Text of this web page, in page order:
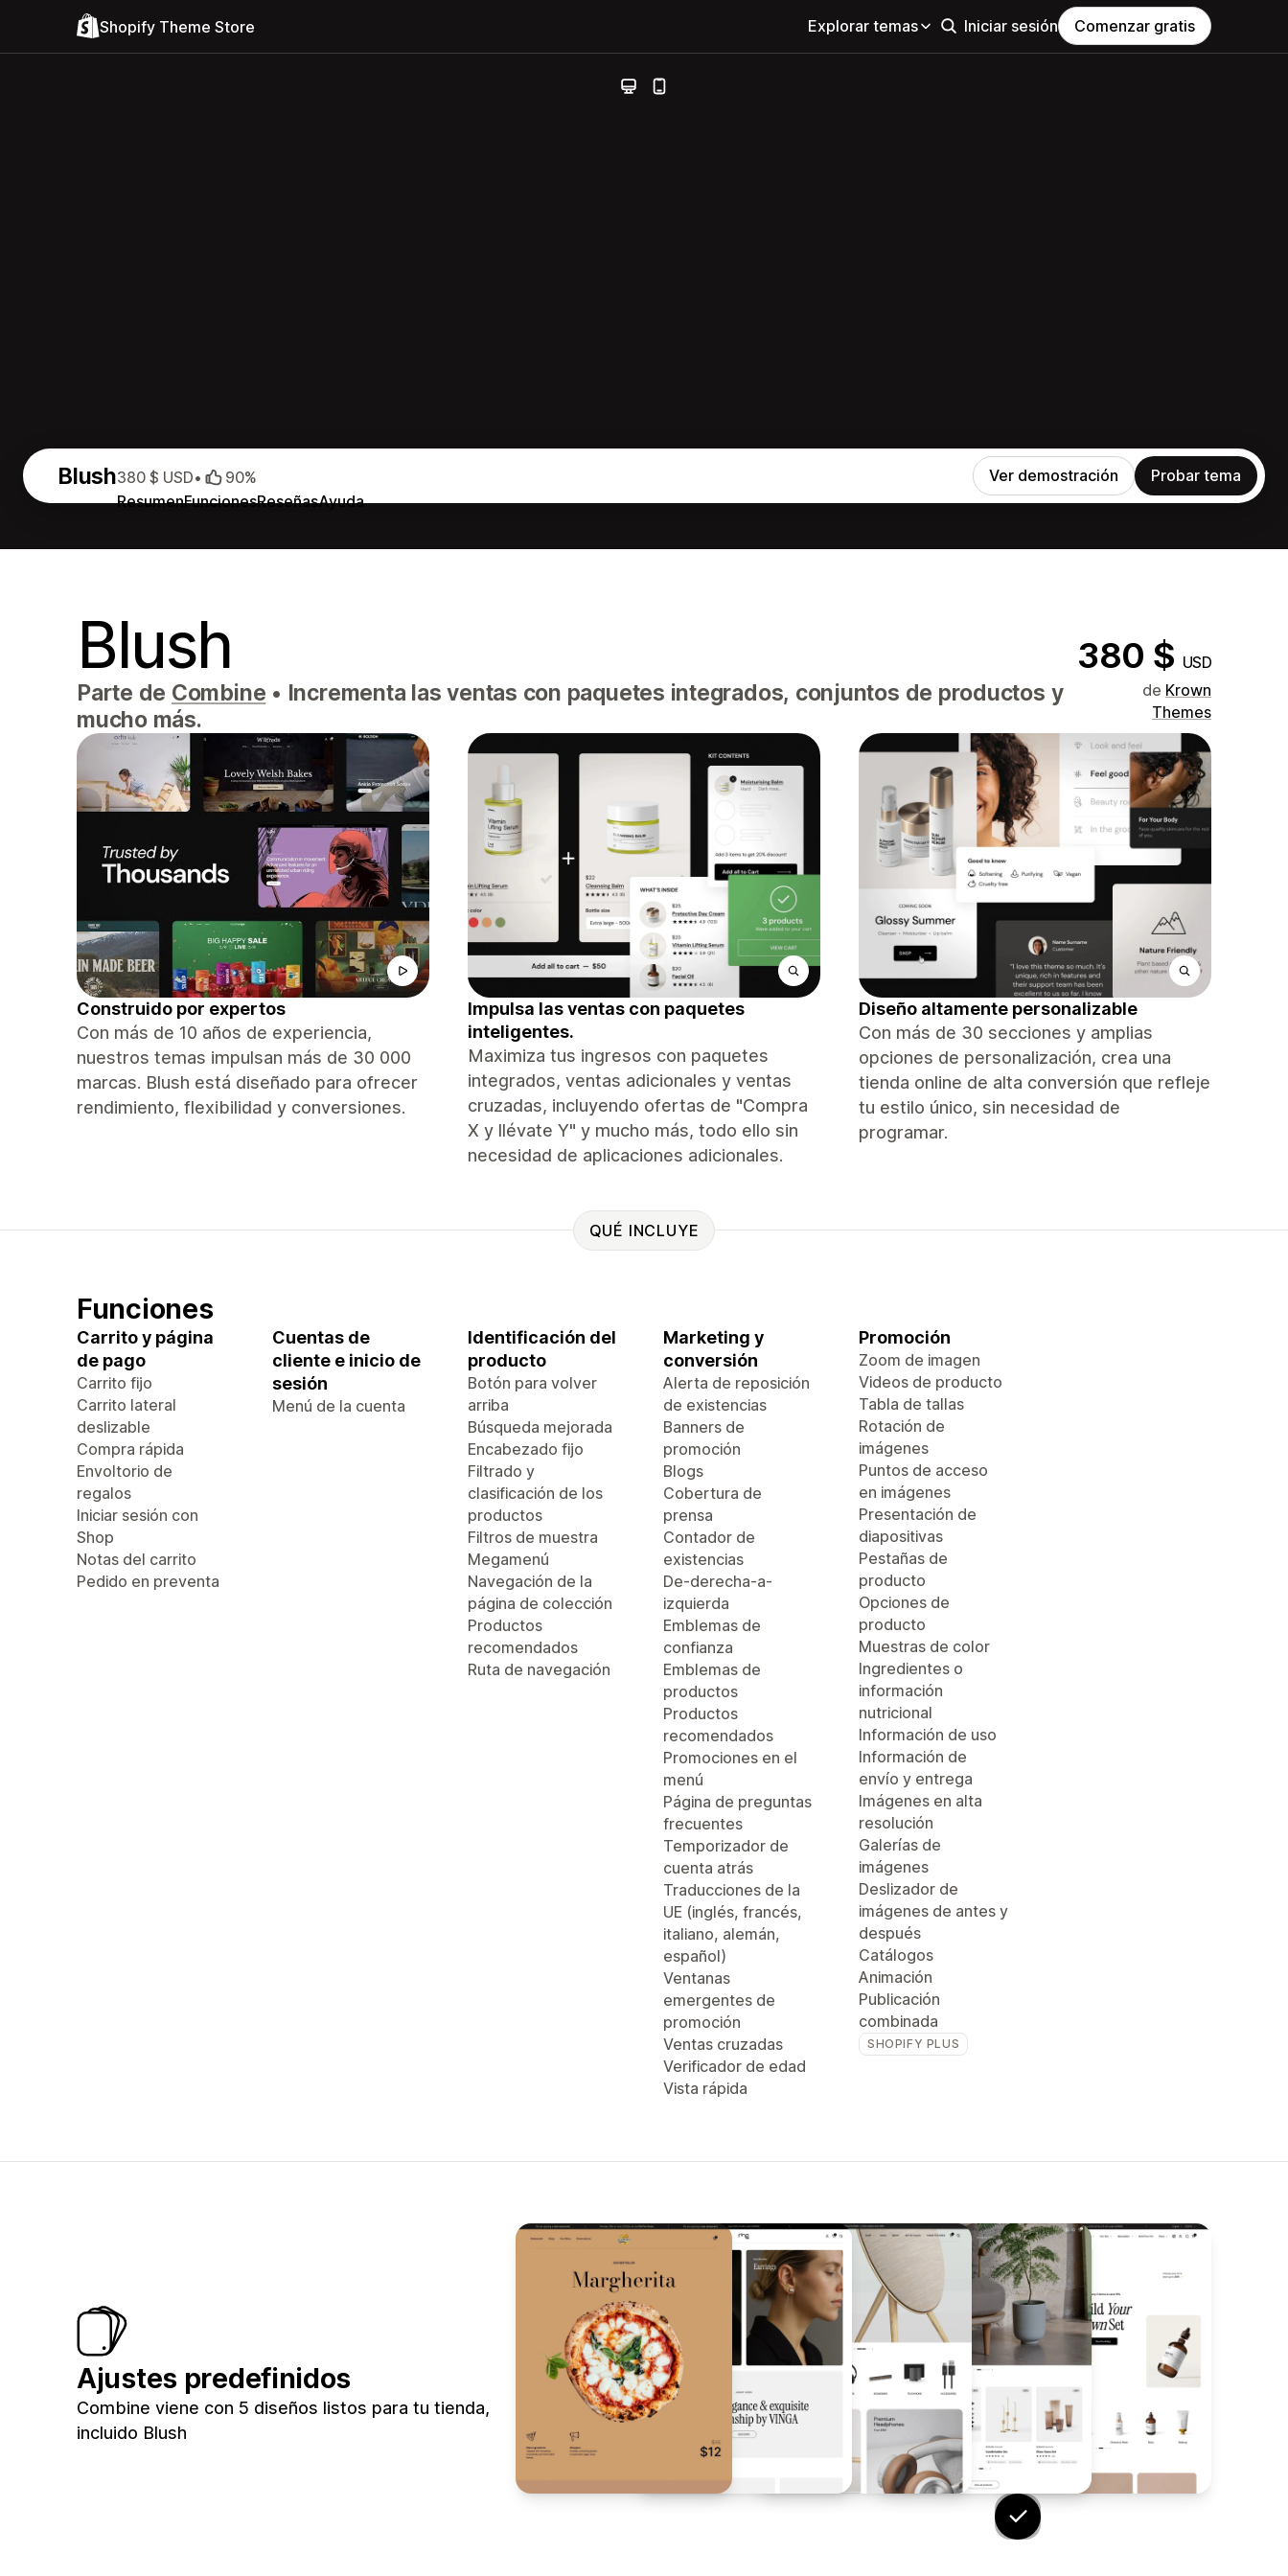
Shopify Theme Store Explorar temas Iniciar sesión Comenzar gratis
Blush
ResumenFuncionesReseñasAyuda
380 $ USD• 90% Ver demostración Probar tema
Blush 380 $ USD
Parte de Combine • Incrementa las ventas con paquetes integrados, conjuntos de productos y
mucho más.
de Krown
Themes
Construido por expertos
Con más de 10 años de experiencia,
nuestros temas impulsan más de 30 000
marcas. Blush está diseñado para ofrecer
rendimiento, flexibilidad y conversiones.
Impulsa las ventas con paquetes
inteligentes.
Maximiza tus ingresos con paquetes
integrados, ventas adicionales y ventas
cruzadas, incluyendo ofertas de "Compra
X y llévate Y" y mucho más, todo ello sin
necesidad de aplicaciones adicionales.
Diseño altamente personalizable
Con más de 30 secciones y amplias
opciones de personalización, crea una
tienda online de alta conversión que refleje
tu estilo único, sin necesidad de
programar.
QUÉ INCLUYE
Funciones
Carrito y página
de pago
Carrito fijo
Carrito lateral
deslizable
Compra rápida
Envoltorio de
regalos
Iniciar sesión con
Shop
Notas del carrito
Pedido en preventa
Cuentas de
cliente e inicio de
sesión
Menú de la cuenta
Identificación del
producto
Botón para volver
arriba
Búsqueda mejorada
Encabezado fijo
Filtrado y
clasificación de los
productos
Filtros de muestra
Megamenú
Navegación de la
página de colección
Productos
recomendados
Ruta de navegación
Marketing y
conversión
Alerta de reposición
de existencias
Banners de
promoción
Blogs
Cobertura de
prensa
Contador de
existencias
De-derecha-a-
izquierda
Emblemas de
confianza
Emblemas de
productos
Productos
recomendados
Promociones en el
menú
Página de preguntas
frecuentes
Temporizador de
cuenta atrás
Traducciones de la
UE (inglés, francés,
italiano, alemán,
español)
Ventanas
emergentes de
promoción
Ventas cruzadas
Verificador de edad
Vista rápida
Promoción
Zoom de imagen
Videos de producto
Tabla de tallas
Rotación de
imágenes
Puntos de acceso
en imágenes
Presentación de
diapositivas
Pestañas de
producto
Opciones de
producto
Muestras de color
Ingredientes o
información
nutricional
Información de uso
Información de
envío y entrega
Imágenes en alta
resolución
Galerías de
imágenes
Deslizador de
imágenes de antes y
después
Catálogos
Animación
Publicación
combinada
SHOPIFY PLUS
Ajustes predefinidos
Combine viene con 5 diseños listos para tu tienda,
incluido Blush